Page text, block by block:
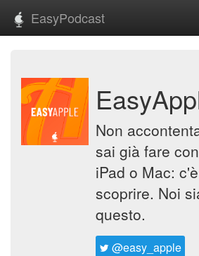
EasyPodcast
Non
sai già fare
iPad o Mac:
scoprire. Noi
questo.
@easy_apple